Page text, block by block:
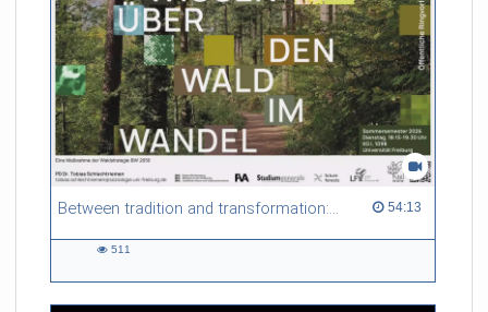
Between tradition and transformation: how owners, advisers and institutions co-create knowledge for resilient forests in Europe 54:13
54:13 duration
511